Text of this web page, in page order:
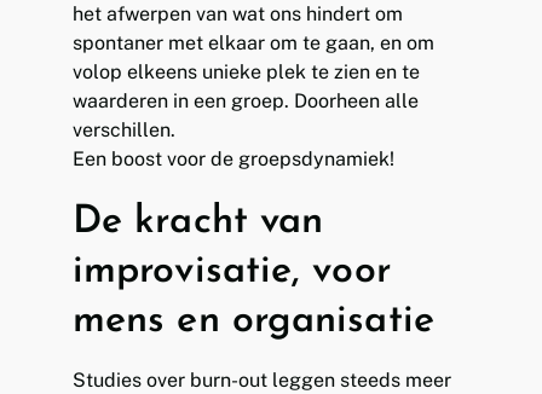
het afwerpen van wat ons hindert om
spontaner met elkaar om te gaan, en om
volop elkeens unieke plek te zien en te
waarderen in een groep. Doorheen alle
verschillen.
Een boost voor de groepsdynamiek!
De kracht van
improvisatie, voor
mens en organisatie
Studies over burn-out leggen steeds meer